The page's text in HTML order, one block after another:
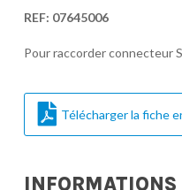
REF: 07645006
Pour raccorder connecteur
Télécharger la fiche
INFORMATIONS